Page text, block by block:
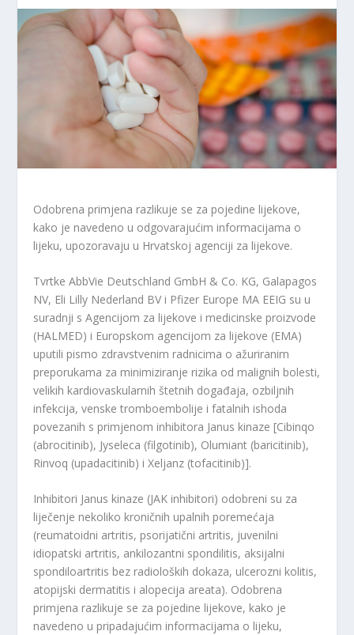
Odobrena primjena razlikuje se za pojedine lijekove,
kako je navedeno u odgovarajućim informacijama o
lijeku, upozoravaju u Hrvatskoj agenciji za lijekove.
Tvrtke AbbVie Deutschland GmbH & Co. KG, Galapagos
NV, Eli Lilly Nederland BV i Pfizer Europe MA EEIG su u
suradnji s Agencijom za lijekove i medicinske proizvode
(HALMED) i Europskom agencijom za lijekove (EMA)
uputili pismo zdravstvenim radnicima o ažuriranim
preporukama za minimiziranje rizika od malignih bolesti,
velikih kardiovaskularnih štetnih događaja, ozbiljnih
infekcija, venske tromboembolije i fatalnih ishoda
povezanih s primjenom inhibitora Janus kinaze [Cibinqo
(abrocitinib), Jyseleca (filgotinib), Olumiant (baricitinib),
Rinvoq (upadacitinib) i Xeljanz (tofacitinib)].
Inhibitori Janus kinaze (JAK inhibitori) odobreni su za
liječenje nekoliko kroničnih upalnih poremećaja
(reumatoidni artritis, psorijatični artritis, juvenilni
idiopatski artritis, ankilozantni spondilitis, aksijalni
spondiloartritis bez radioloških dokaza, ulcerozni kolitis,
atopijski dermatitis i alopecija areata). Odobrena
primjena razlikuje se za pojedine lijekove, kako je
navedeno u pripadajućim informacijama o lijeku,